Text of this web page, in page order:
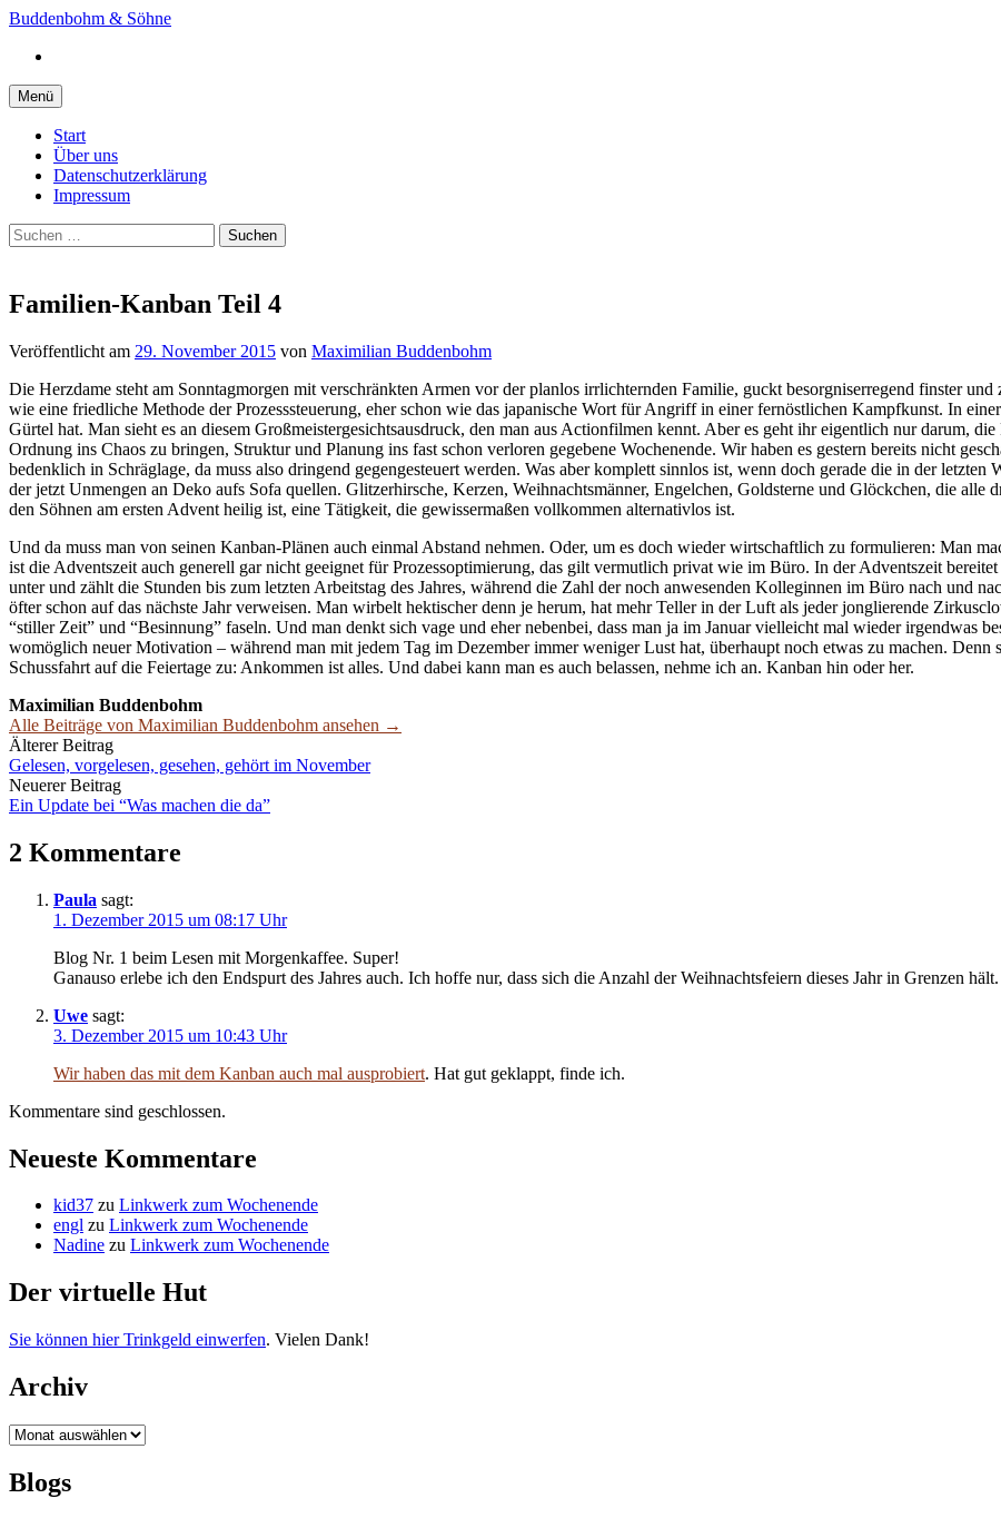
Springe
Inhalt
Buddenbohm & Söhne
Menü
Start
Über uns
Datenschutzerklärung
Impressum
Suchen
nach:
Familien-Kanban Teil 4
Veröffentlicht am 29. November 2015 von Maximilian Buddenbohm
Die Herzdame steht am Sonntagmorgen mit verschränkten Armen vor der planlos irrlichternden Familie, guckt besorgniserregend finster
wie eine friedliche Methode der Prozesssteuerung, eher schon wie das japanische Wort für Angriff in einer fernöstlichen Kampfkunst. In
Gürtel hat. Man sieht es an diesem Großmeistergesichtsausdruck, den man aus Actionfilmen kennt. Aber es geht ihr eigentlich nur darum,
Ordnung ins Chaos zu bringen, Struktur und Planung ins fast schon verloren gegebene Wochenende. Wir haben es gestern bereits nicht
bedenklich in Schräglage, da muss also dringend gegengesteuert werden. Was aber komplett sinnlos ist, wenn doch gerade die in der
der jetzt Unmengen an Deko aufs Sofa quellen. Glitzerhirsche, Kerzen, Weihnachtsmänner, Engelchen, Goldsterne und Glöckchen, die
den Söhnen am ersten Advent heilig ist, eine Tätigkeit, die gewissermaßen vollkommen alternativlos ist.
Und da muss man von seinen Kanban-Plänen auch einmal Abstand nehmen. Oder, um es doch wieder wirtschaftlich zu formulieren: Man
ist die Adventszeit auch generell gar nicht geeignet für Prozessoptimierung, das gilt vermutlich privat wie im Büro. In der Adventszeit
unter und zählt die Stunden bis zum letzten Arbeitstag des Jahres, während die Zahl der noch anwesenden Kolleginnen im Büro nach und
öfter schon auf das nächste Jahr verweisen. Man wirbelt hektischer denn je herum, hat mehr Teller in der Luft als jeder jonglierende
“stiller Zeit” und “Besinnung” faseln. Und man denkt sich vage und eher nebenbei, dass man ja im Januar vielleicht mal wieder irgendwas
womöglich neuer Motivation – während man mit jedem Tag im Dezember immer weniger Lust hat, überhaupt noch etwas zu machen. Denn
Schussfahrt auf die Feiertage zu: Ankommen ist alles. Und dabei kann man es auch belassen, nehme ich an. Kanban hin oder her.
Maximilian Buddenbohm
Alle Beiträge von Maximilian Buddenbohm ansehen →
Beitrags-
Navigation
Älterer Beitrag
Gelesen, vorgelesen, gesehen, gehört im November
Neuerer Beitrag
Ein Update bei “Was machen die da”
2 Kommentare
Paula sagt:
1. Dezember 2015 um 08:17 Uhr
Blog Nr. 1 beim Lesen mit Morgenkaffee. Super!
Ganauso erlebe ich den Endspurt des Jahres auch. Ich hoffe nur, dass sich die Anzahl der Weihnachtsfeiern dieses Jahr in Grenzen hält.
Uwe sagt:
3. Dezember 2015 um 10:43 Uhr
Wir haben das mit dem Kanban auch mal ausprobiert. Hat gut geklappt, finde ich.
Kommentare sind geschlossen.
Neueste Kommentare
kid37 zu Linkwerk zum Wochenende
engl zu Linkwerk zum Wochenende
Nadine zu Linkwerk zum Wochenende
Der virtuelle Hut
Sie können hier Trinkgeld einwerfen. Vielen Dank!
Archiv
Archiv
Blogs